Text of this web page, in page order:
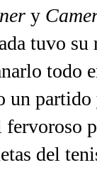
y
tuvo
todo
un
fervoroso
del